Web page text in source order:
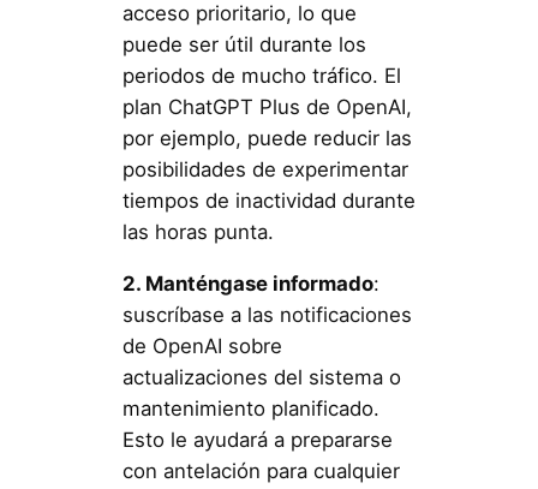
acceso prioritario, lo que
puede ser útil durante los
periodos de mucho tráfico. El
plan ChatGPT Plus de OpenAI,
por ejemplo, puede reducir las
posibilidades de experimentar
tiempos de inactividad durante
las horas punta.
2. Manténgase informado:
suscríbase a las notificaciones
de OpenAI sobre
actualizaciones del sistema o
mantenimiento planificado.
Esto le ayudará a prepararse
con antelación para cualquier